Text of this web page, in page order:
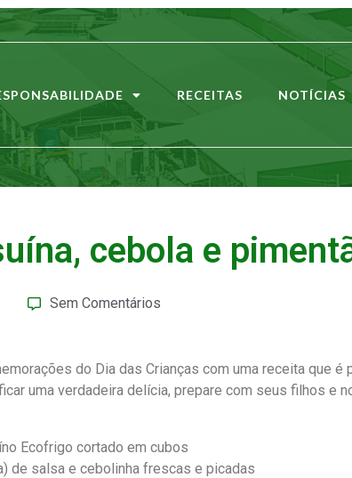
RECEITAS NOTÍCIAS
cebola e
Sem Comentários
do Dia das Crianças com uma receita que é
uma verdadeira delícia, prepare com seus filhos e
Ecofrigo cortado em cubos
de salsa e cebolinha frescas e picadas